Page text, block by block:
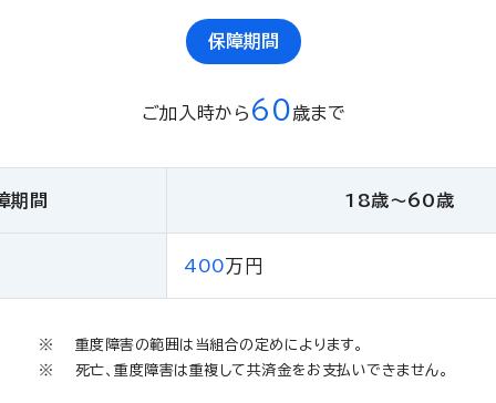
保障期間
ご加入時から 60歳まで
期間 18歳〜60歳
400万円
重度障害の範囲は当組合の定めによります。
死亡、重度障害は重複して共済金をお支払いできません。